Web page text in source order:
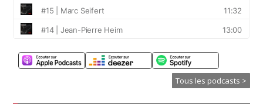
Tous les podcasts >